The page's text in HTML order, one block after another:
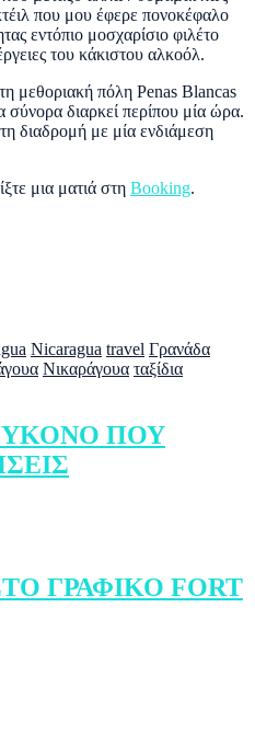
που μου έφερε πονοκέφαλο
εντόπιο μοσχαρίσιο φιλέτο
του κάκιστου αλκοόλ.
μεθοριακή πόλη Penas Blancas
σύνορα διαρκεί περίπου μία ώρα.
διαδρομή με μία ενδιάμεση
μια ματιά στη Booking.
Nicaragua travel Γρανάδα
Νικαράγουα ταξίδια
ΠΟΥ
ΓΡΑΦΙΚΟ FORT